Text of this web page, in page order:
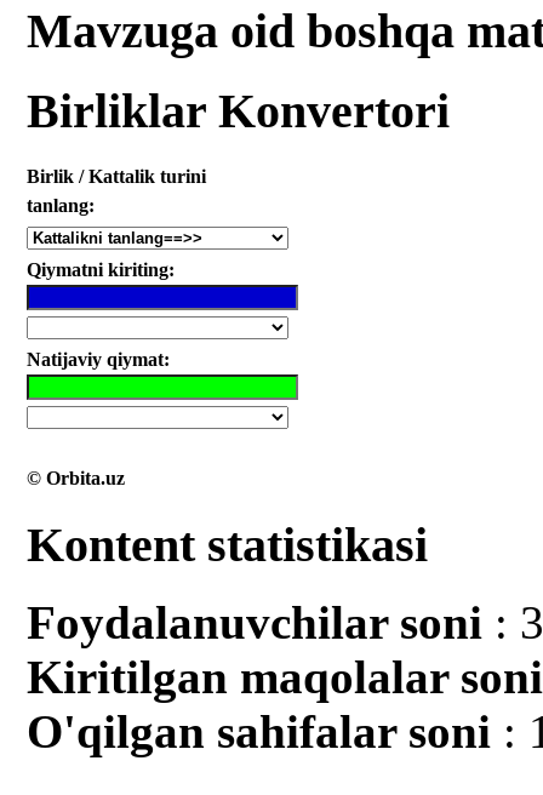
Mavzuga oid boshqa
Birliklar Konvertori
Birlik / Kattalik turini
tanlang:
Qiymatni kiriting:
Natijaviy qiymat:
© Orbita.uz
Kontent statistikasi
Foydalanuvchilar soni :
Kiritilgan mаqolalar soni
O'qilgan sahifalar soni :